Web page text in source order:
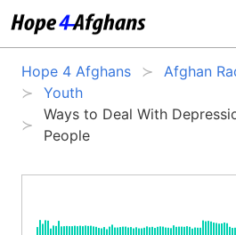
Hope 4 Afghans
Afghan
Youth
Ways to Deal With
People